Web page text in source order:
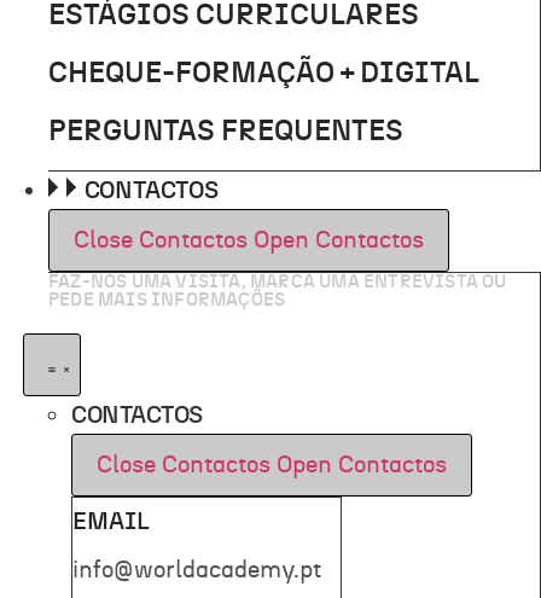
ESTÁGIOS CURRICULARES
CHEQUE-FORMAÇÃO + DIGITAL
PERGUNTAS FREQUENTES
CONTACTOS
Close Contactos Open Contactos
FAZ-NOS UMA VISITA, MARCA UMA ENTREVISTA OU
PEDE MAIS INFORMAÇÕES
CONTACTOS
Close Contactos Open Contactos
EMAIL
info@worldacademy.pt